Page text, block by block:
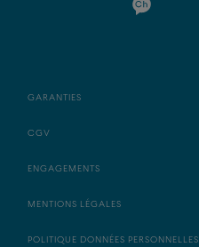
GARANTIES
CGV
ENGAGEMENTS
MENTIONS LÉGALES
POLITIQUE DONNÉES PERSONNELLES